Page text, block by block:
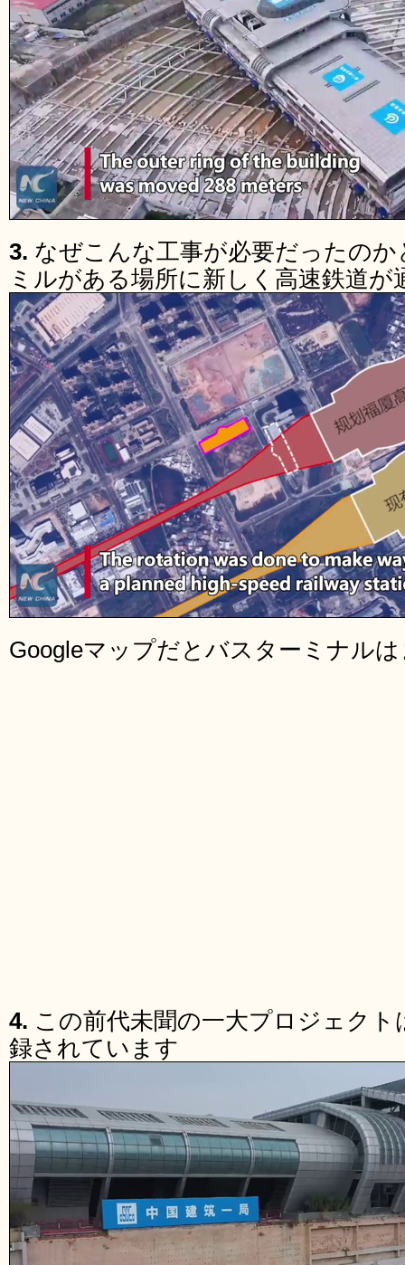
3. なぜこんな工事が必要だったの
ミルがある場所に新しく高速鉄道が
Googleマップだとバスターミナル
4. この前代未聞の一大プロジェク
録されています